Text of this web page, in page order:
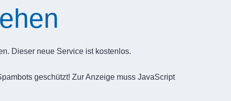
Dieser neue Service ist kostenlos.
geschützt! Zur Anzeige muss JavaScript